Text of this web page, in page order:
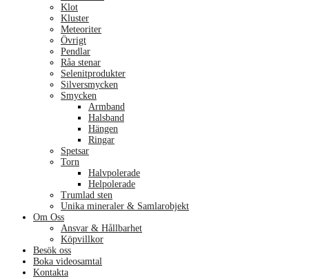
Klot
Kluster
Meteoriter
Övrigt
Pendlar
Råa stenar
Selenitprodukter
Silversmycken
Smycken
Armband
Halsband
Hängen
Ringar
Spetsar
Torn
Halvpolerade
Helpolerade
Trumlad sten
Unika mineraler & Samlarobjekt
Om Oss
Ansvar & Hållbarhet
Köpvillkor
Besök oss
Boka videosamtal
Kontakta